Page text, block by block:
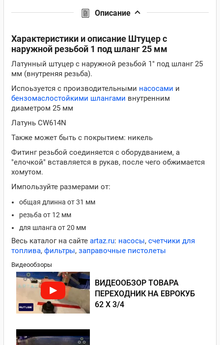
Описание
Характеристики и описание Штуцер с
наружной резьбой 1 под шланг 25 мм
Латунный штуцер с наружной резьбой 1" под шланг 25
мм (внутреняя резьба).
Испоьзуется с производительными насосами и
бензомаслостойкими шлангами внутренним
диаметром 25 мм
Латунь CW614N
Также может быть с покрытием: никель
Фитинг резьбой соединяется с оборудванием, а
"елочкой" вставляется в рукав, после чего обжимается
хомутом.
Импользуйте размерами от:
общая длинна от 31 мм
резьба от 12 мм
для шланга от 20 мм
Весь каталог на сайте artaz.ru: насосы, счетчики для
топлива, фильтры, заправочные пистолеты
Видеообзоры
ВИДЕООБЗОР ТОВАРА
ПЕРЕХОДНИК НА ЕВРОКУБ
62 Х 3/4